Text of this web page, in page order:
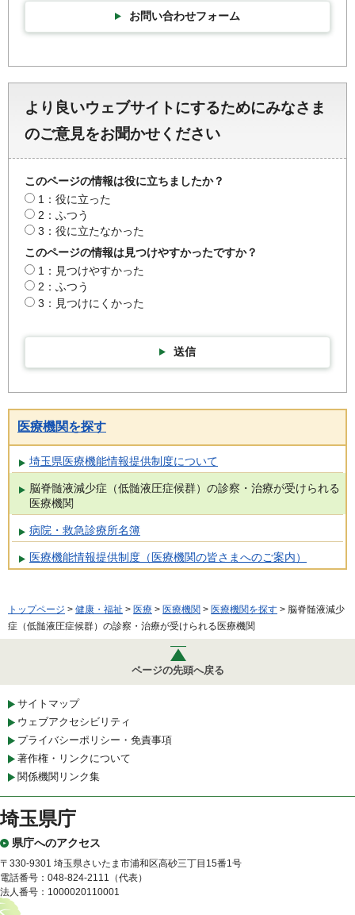
お問い合わせフォーム
より良いウェブサイトにするためにみなさま
のご意見をお聞かせください
このページの情報は役に立ちましたか？
1：役に立った
2：ふつう
3：役に立たなかった
このページの情報は見つけやすかったですか？
1：見つけやすかった
2：ふつう
3：見つけにくかった
送信
医療機関を探す
埼玉県医療機能情報提供制度について
脳脊髄液減少症（低髄液圧症候群）の診察・治療が受けられる
医療機関
病院・救急診療所名簿
医療機能情報提供制度（医療機関の皆さまへのご案内）
トップページ > 健康・福祉 > 医療 > 医療機関 > 医療機関を探す > 脳脊髄液減少
症（低髄液圧症候群）の診察・治療が受けられる医療機関
ページの先頭へ戻る
サイトマップ
ウェブアクセシビリティ
プライバシーポリシー・免責事項
著作権・リンクについて
関係機関リンク集
埼玉県庁
県庁へのアクセス
〒330-9301 埼玉県さいたま市浦和区高砂三丁目15番1号
電話番号：048-824-2111（代表）
法人番号：1000020110001